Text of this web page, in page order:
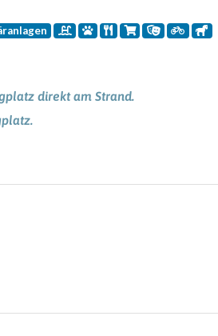
direkt am Strand.